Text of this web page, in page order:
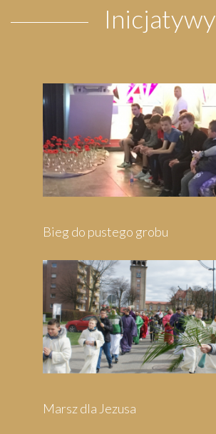
Inicjatywy
Bieg do pustego grobu
Marsz dla Jezusa